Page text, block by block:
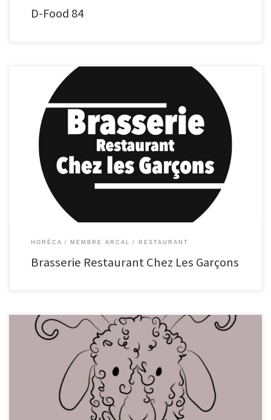
D-Food 84
Brasserie Restaurant Chez Les Garçons Bienvenue chez “Chez les Garçons” !
L’ambiance Nous sommes bien plus qu’un simple restaurant. Nous sommes
un lieu de rassemblement, un foyer pour les amateurs de bonne cuisine et de
convivialité. Chez nous, vous trouverez une atmosphère chaleureuse où
règnent la joie de vivre et […]
HORÉCA MEMBRE ARCAL RESTAURANT
Brasserie Restaurant Chez Les Garçons
Bouclette Mohair de Rebecq Elevage de chèvres angora et production de
mohair en Belgique (Rebecq, Brabant-Wallon). De la chèvre à la pelote Notre
élevage compte une vingtaine d’animaux pâturant gaiement dans nos
prairies. Notre offre Les toisons de nos animaux sont transformées en fils à
tricoter mais également en vêtements […]